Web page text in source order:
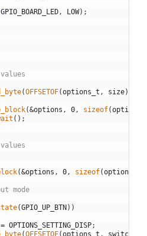
GPIO_BOARD_LED , LOW) ;
(OFFSETOF(options_t , size)
(&options , 0 , sizeof(options
( ) ;
(&options , 0 , sizeof(options
mode
(GPIO_UP_BTN) )
= OPTIONS_SETTING_DISP;
(OFFSETOF(options_t , switch_1b